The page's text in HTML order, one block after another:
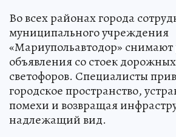
Во всех районах города
муниципального учреждения
«Мариупольавтодор»
объявления со стоек
светофоров. Специалисты
городское пространство,
помехи и возвращая
надлежащий вид.